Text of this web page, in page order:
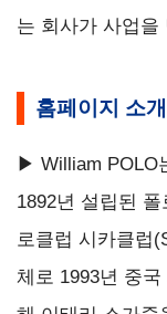
는 회사가 사업을
홈페이지 소
▶ William POLO
1892년 설립된
로클럽 시카클럽
체로 1993년 중